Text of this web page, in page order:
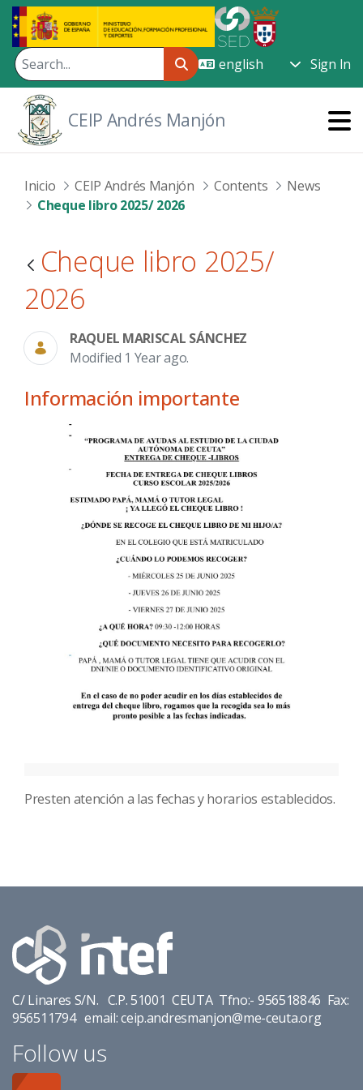
Skip to Main Content
Sign In
CEIP Andrés Manjón
Inicio CEIP Andrés Manjón Contents
News
Cheque libro 2025/ 2026
Cheque libro 2025/
2026
RAQUEL MARISCAL SÁNCHEZ
Modified 1 Year ago.
Información importante
Presten atención a las fechas y horarios establecidos.
C/ Linares S/N. C.P. 51001 CEUTA Tfno:- 956518846 Fax:
956511794 email: ceip.andresmanjon@me-ceuta.org
Follow us